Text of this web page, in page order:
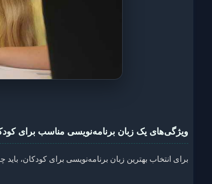
ویژگی‌های یک زبان برنامه‌نویسی مناسب برای
برای انتخاب بهترین زبان برنامه‌نویسی برای کودکان،